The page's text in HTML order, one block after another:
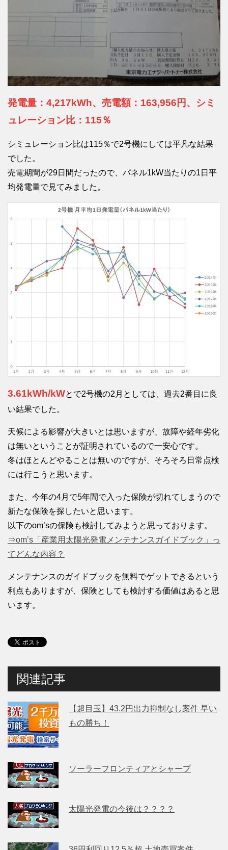
発電量：4,217kWh、売電額：163,956円、シミ
ュレーション比：115％
シミュレーション比は115％で2号機にしては平凡な結果
でした。
売電期間が29日間だったので、パネル1kW当たりの1日平
均発電量で見てみました。
3.61kWh/kWとで2号機の2月としては、過去2番目に良
い結果でした。
天候による影響が大きいとは思いますが、故障や経年劣化
は無いということが証明されているので一安心です。
冬はほとんどやることは無いのですが、そろそろ日常点検
には行こうと思います。
また、今年の4月で5年間で入った保険が切れてしまうので
新たな保険を探したいと思います。
以下のom’sの保険も検討してみようと思っております。
⇒om’s「産業用太陽光発電メンテナンスガイドブック」っ
てどんな内容？
メンテナンスのガイドブックを無料でゲットできるという
利点もありますが、保険としても検討する価値はあると思
います。
関連記事
【超目玉】43.2円出力抑制なし案件 早い
もの勝ち！
ソーラーフロンティアとシャープ
太陽光発電の今後は？？？？